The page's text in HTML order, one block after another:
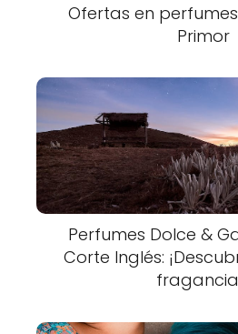
Ofertas en
Primor
Perfumes Dolce &
Corte Inglés: